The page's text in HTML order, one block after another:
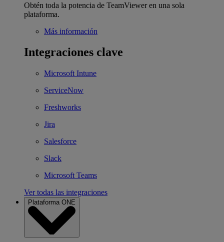
Obtén toda la potencia de TeamViewer en una sola
plataforma.
Más información
Integraciones clave
Microsoft Intune
ServiceNow
Freshworks
Jira
Salesforce
Slack
Microsoft Teams
Ver todas las integraciones
Plataforma ONE